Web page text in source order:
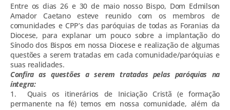
Entre os dias 26 e 30 de maio nosso Bispo, Dom Edmilson
Amador Caetano esteve reunido com os membros de
comunidades e CPP’s das paróquias de todas as Foranias da
Diocese, para explanar um pouco sobre a implantação do
Sínodo dos Bispos em nossa Diocese e realização de algumas
questões a serem tratadas em cada comunidade/paróquias e
suas realidades.
Confira as questões a serem tratadas pelas paróquias na
íntegra:
1. Quais os itinerários de Iniciação Cristã (e formação
permanente na fé) temos em nossa comunidade, além da